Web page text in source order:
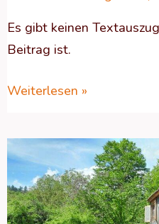
Es gibt keinen
Beitrag ist.
Weiterlesen »
Das
Hühner
1×1